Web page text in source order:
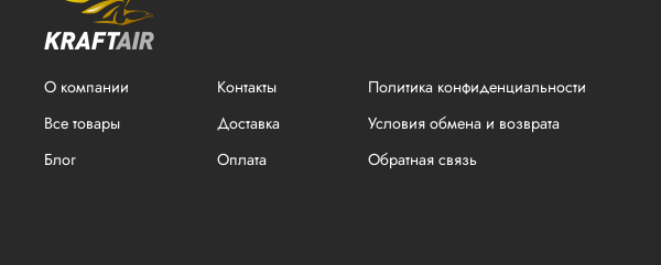
О компании
Все товары
Блог
Контакты
Доставка
Оплата
Политика конфиденциальности
Условия обмена и возврата
Обратная связь